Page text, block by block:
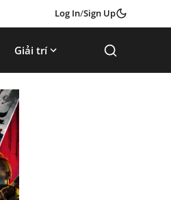
Log In/Sign Up
Giải trí